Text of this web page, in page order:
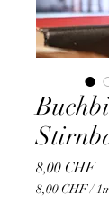
8,00 CHF
8,00 CHF/